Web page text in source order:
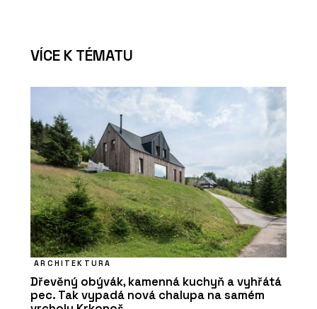
VÍCE K TÉMATU
ARCHITEKTURA
Dřevěný obývák, kamenná kuchyň a vyhřátá
pec. Tak vypadá nová chalupa na samém